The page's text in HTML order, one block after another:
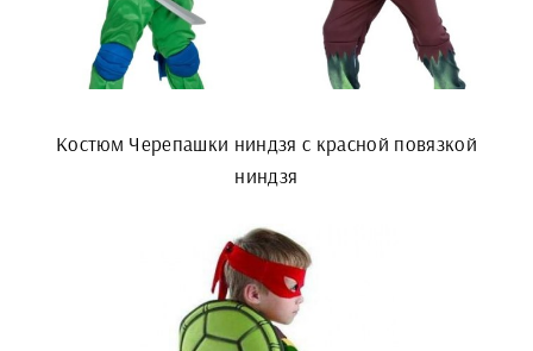
Костюм Черепашки ниндзя с красной повязкой
ниндзя